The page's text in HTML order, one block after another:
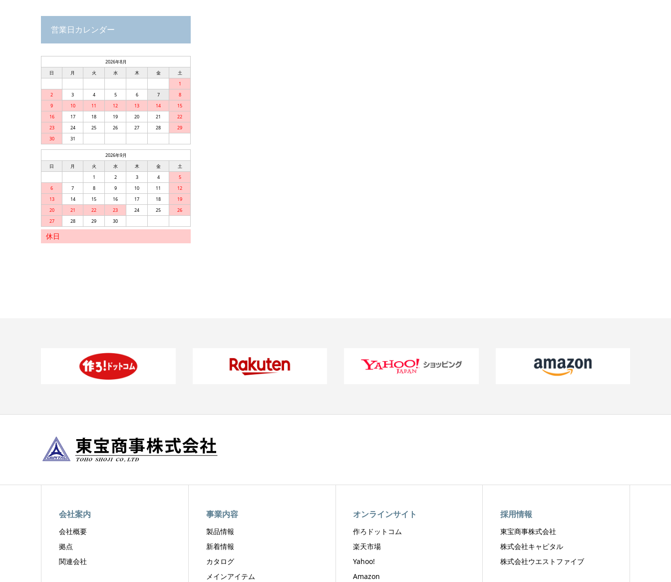
営業日カレンダー
2026年8月
日
月 火 水 木 金
土
1
2
3 4 5 6 7
8
9
10 11 12 13 14
15
16
17 18 19 20 21
22
23
24 25 26 27 28
29
30
31
2026年9月
日
月 火 水 木 金
土
1
2 3 4
5
6
7 8 9 10 11
12
13
14 15 16 17 18
19
20
21 22 23 24 25
26
27
28 29 30
休日
会社案内
会社概要
拠点
関連会社
事業内容
製品情報
新着情報
カタログ
メインアイテム
オンラインサイト
作ろドットコム
楽天市場
Yahoo!
Amazon
採用情報
東宝商事株式会社
株式会社キャピタル
株式会社ウエストファイブ